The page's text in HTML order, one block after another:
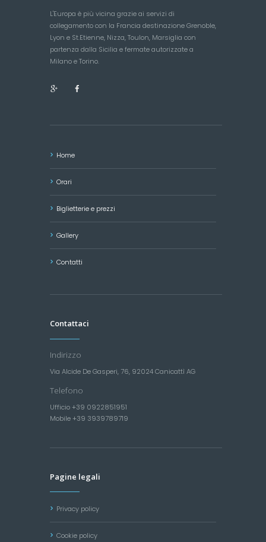
L'Europa è più vicina grazie ai servizi di
collegamento con la Francia destinazione Grenoble,
Lyon e St.Etienne, Nizza, Toulon, Marsiglia con
partenza dalla Sicilia e fermate autorizzate a
Milano e Torino.
Home
Orari
Biglietterie e prezzi
Gallery
Contatti
Contattaci
Indirizzo
Via Alcide De Gasperi, 76, 92024 Canicattì AG
Telefono
Ufficio +39 0922851951
Mobile +39 3939789719
Pagine legali
Privacy policy
Cookie policy